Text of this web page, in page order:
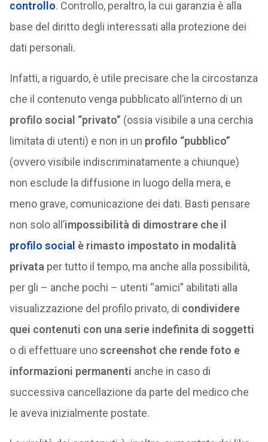
controllo. Controllo, peraltro, la cui garanzia è alla
base del diritto degli interessati alla protezione dei
dati personali.
Infatti, a riguardo, è utile precisare che la circostanza
che il contenuto venga pubblicato all’interno di un
profilo social “privato” (ossia visibile a una cerchia
limitata di utenti) e non in un profilo “pubblico”
(ovvero visibile indiscriminatamente a chiunque)
non esclude la diffusione in luogo della mera, e
meno grave, comunicazione dei dati. Basti pensare
non solo all’impossibilità di dimostrare che il
profilo social è rimasto impostato in modalità
privata per tutto il tempo, ma anche alla possibilità,
per gli – anche pochi – utenti “amici” abilitati alla
visualizzazione del profilo privato, di condividere
quei contenuti con una serie indefinita di soggetti
o di effettuare unoscreenshot che rende foto e
informazioni permanenti anche in caso di
successiva cancellazione da parte del medico che
le aveva inizialmente postate.